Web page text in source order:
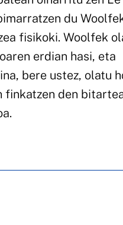
du
fisikoki. Woolfek
erdian hasi, eta
bere ustez, olatu
finkatzen den